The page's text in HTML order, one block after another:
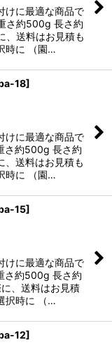
けに最適な商品で
さ約500g 長さ約
、送料はお見積も
時に （園…
18]
けに最適な商品で
さ約500g 長さ約
、送料はお見積も
時に （園…
15]
けに最適な商品で
さ約500g 長さ約
、送料はお見積
択時に （…
12]